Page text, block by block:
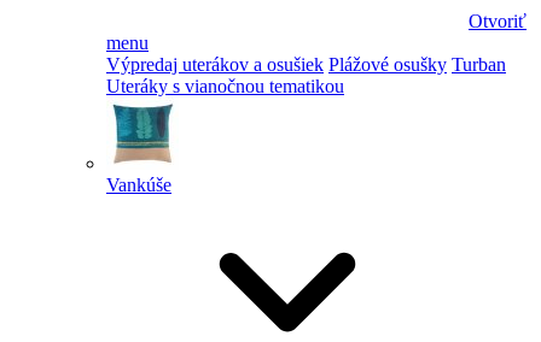
Otvoriť
menu
Výpredaj uterákov a osušiek Plážové osušky Turban
Uteráky s vianočnou tematikou
Vankúše